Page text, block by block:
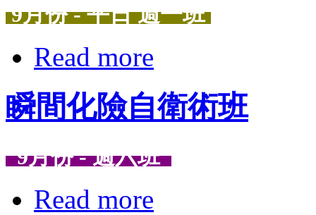
9月份 - 平日 週一班
Read more
瞬間化險自衛術班
9月份 - 週六班
Read more